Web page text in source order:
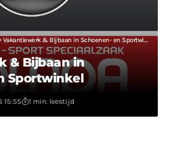
Vakantiewerk & Bijbaan in Schoenen- en Sportwinkel
& Bijbaan in
Sportwinkel
15:55 1 min. leestijd